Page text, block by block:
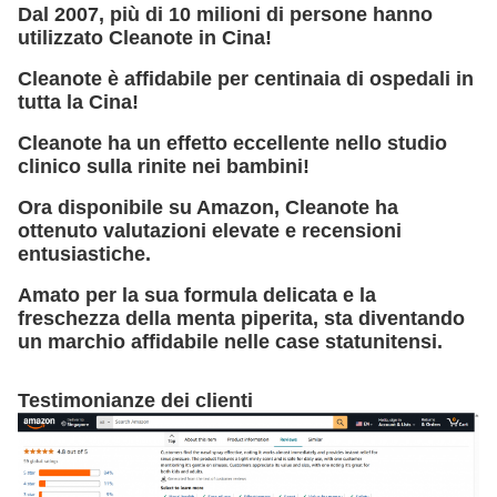
Dal 2007, più di 10 milioni di persone hanno
utilizzato Cleanote in Cina!
Cleanote è affidabile per centinaia di ospedali in
tutta la Cina!
Cleanote ha un effetto eccellente nello studio
clinico sulla rinite nei bambini!
Ora disponibile su Amazon, Cleanote ha
ottenuto valutazioni elevate e recensioni
entusiastiche.
Amato per la sua formula delicata e la
freschezza della menta piperita, sta diventando
un marchio affidabile nelle case statunitensi.
Testimonianze dei clienti